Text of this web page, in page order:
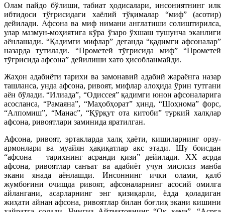
Олам пайдо бўлиши, табиат ҳодисалари, инсониятнинг илк
ибтидоси тўғрисидаги хаёлий тўқималар “миф” (асотир)
дейилади. Афсона ва миф нимани англатиши солиштирилса,
улар мазмун-моҳиятига кўра ўзаро ўхшаш тушунча эканлиги
аёнлашади. “Қадимги мифлар” деганда “қадимги афсоналар”
назарда тутилади. “Прометей тўғрисида миф” “Прометей
тўғрисида афсона” дейилиши хато ҳисобланмайди.
Жаҳон адабиёти тарихи ва замонавий адабий жараёнга назар
ташланса, унда афсона, ривоят, мифлар алоҳида ўрин тутгани
аён бўлади. “Илиада”, “Одиссея” қадимги юнон афсоналарига
асосланса, “Рамаяна”, “Маҳобҳорат” ҳинд, “Шоҳнома” форс,
“Алпомиш”, “Манас”, “Қўрқут ота китоби” туркий халқлар
афсона, ривоятлари заминида яратилган.
Афсона, ривоят, эртакларда халқ ҳаёти, кишиларнинг орзу-
армонлари ва муайян ҳақиқатлар акс этади. Шу боисдан
“афсона – тарихнинг асранди қизи” дейилади. ХХ асрда
афсона, ривоятлар санъат ва адабиёт учун мислсиз манба
экани янада аёнлашди. Инсоннинг ички олами, қалб
жумбоғини очишда ривоят, афсоналарнинг асосий омилга
айлангани, асарларнинг энг қизиқарли, ёдда қоладиган
жиҳати айнан афсона, ривоятлар билан боғлиқ экани кишини